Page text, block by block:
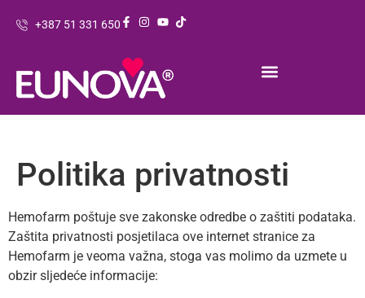
+387 51 331 650
Politika privatnosti
Hemofarm poštuje sve zakonske odredbe o zaštiti podataka.
Zaštita privatnosti posjetilaca ove internet stranice za
Hemofarm je veoma važna, stoga vas molimo da uzmete u
obzir sljedeće informacije: